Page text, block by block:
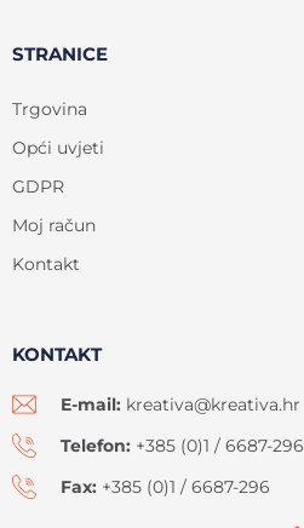
STRANICE
Trgovina
Opći uvjeti
GDPR
Moj račun
Kontakt
KONTAKT
E-mail: kreativa@kreativa.hr
Telefon: +385 (0)1 / 6687-296
Fax: +385 (0)1 / 6687-296